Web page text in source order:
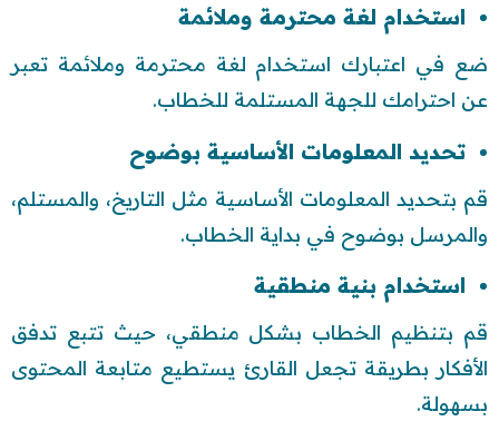
استخدام لغة محترمة وملائمة
ضع في اعتبارك استخدام لغة محترمة وملائمة تعبر
عن احترامك للجهة المستلمة للخطاب.
تحديد المعلومات الأساسية بوضوح
قم بتحديد المعلومات الأساسية مثل التاريخ، والمستلم،
والمرسل بوضوح في بداية الخطاب.
استخدام بنية منطقية
قم بتنظيم الخطاب بشكل منطقي، حيث تتبع تدفق
الأفكار بطريقة تجعل القارئ يستطيع متابعة المحتوى
بسهولة.